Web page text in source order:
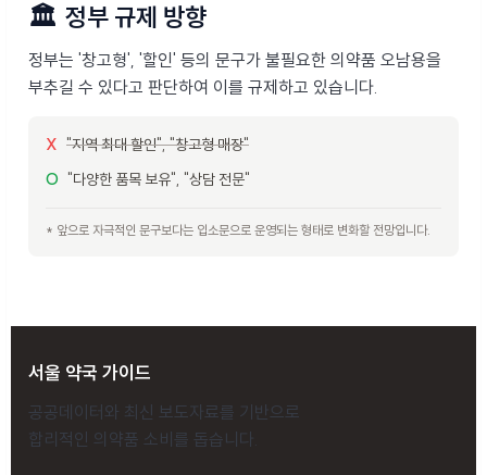
🏛️ 정부 규제 방향
정부는 '창고형', '할인' 등의 문구가 불필요한 의약품 오남용을
부추길 수 있다고 판단하여 이를 규제하고 있습니다.
X "지역 최대 할인", "창고형 매장"
O "다양한 품목 보유", "상담 전문"
* 앞으로 자극적인 문구보다는 입소문으로 운영되는 형태로 변화할 전망입니다.
서울 약국 가이드
공공데이터와 최신 보도자료를 기반으로
합리적인 의약품 소비를 돕습니다.